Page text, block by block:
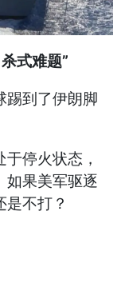
式难题”
踢到了伊朗脚
停火状态，
如果美军驱逐
不打？